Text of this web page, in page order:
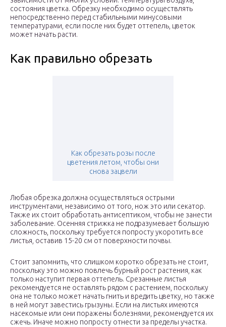
состояния цветка. Обрезку необходимо осуществлять
непосредственно перед стабильными минусовыми
температурами, если после них будет оттепель, цветок
может начать расти.
Как правильно обрезать
Как обрезать розы после
цветения летом, чтобы они
снова зацвели
Любая обрезка должна осуществляться острыми
инструментами, независимо от того, нож это или секатор.
Также их стоит обработать антисептиком, чтобы не занести
заболевание. Осенняя стрижка не подразумевает большую
сложность, поскольку требуется попросту укоротить все
листья, оставив 15-20 см от поверхности почвы.
Стоит запомнить, что слишком коротко обрезать не стоит,
поскольку это можно повлечь бурный рост растения, как
только наступит первая оттепель. Срезанные листья
рекомендуется не оставлять рядом с растением, поскольку
она не только может начать гнить и вредить цветку, но также
в ней могут завестись грызуны. Если на листьях имеются
насекомые или они поражены болезнями, рекомендуется их
сжечь. Иначе можно попросту отнести за пределы участка.